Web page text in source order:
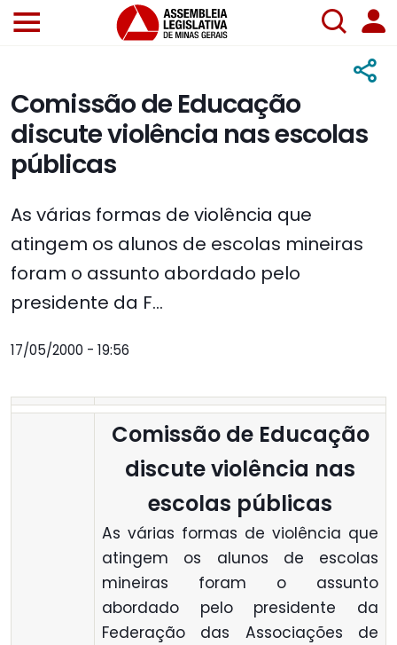
Comissão de Educação
discute violência nas escolas
públicas
As várias formas de violência que
atingem os alunos de escolas mineiras
foram o assunto abordado pelo
presidente da F...
17/05/2000 - 19:56
Comissão de Educação
discute violência nas
escolas públicas
As várias formas de violência que
atingem os alunos de escolas
mineiras foram o assunto
abordado pelo presidente da
Federação das Associações de